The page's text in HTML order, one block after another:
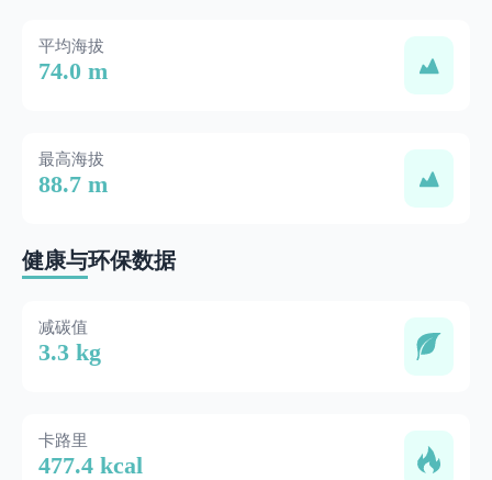
平均海拔
74.0 m
最高海拔
88.7 m
健康与环保数据
减碳值
3.3 kg
卡路里
477.4 kcal